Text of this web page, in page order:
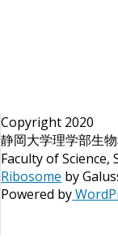
Copyright 2020
静岡大学理学部生
Faculty of
Ribosome by
Powered by